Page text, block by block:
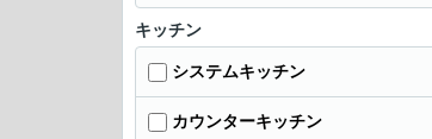
キッチン
システムキッチン
カウンターキッチン